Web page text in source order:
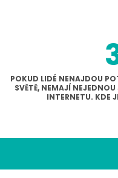
POKUD LIDÉ NENAJDOU
SVĚTĚ, NEMAJÍ
INTERNETU. KDE